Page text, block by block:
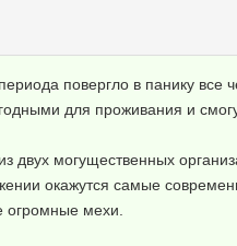
повергло в панику
для проживания и
двух могущественных
окажутся самые
огромные мехи.